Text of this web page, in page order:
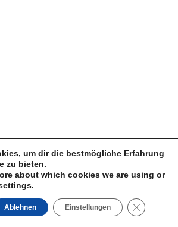
um dir die bestmögliche Erfahrung
zu bieten.
about which cookies we are using or
Ablehnen Einstellungen GDPR